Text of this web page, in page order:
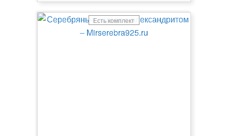
Есть комплект